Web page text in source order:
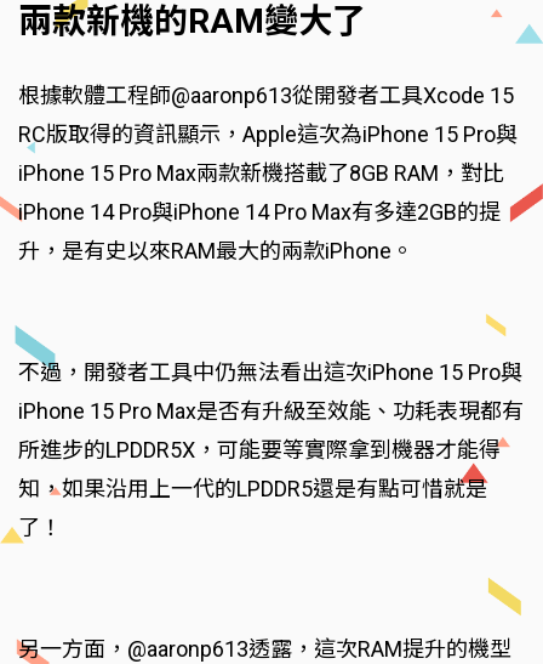
兩款新機的RAM變大了
根據軟體工程師@aaronp613從開發者工具Xcode 15
RC版取得的資訊顯示，Apple這次為iPhone 15 Pro與
iPhone 15 Pro Max兩款新機搭載了8GB RAM，對比
iPhone 14 Pro與iPhone 14 Pro Max有多達2GB的提
升，是有史以來RAM最大的兩款iPhone。
不過，開發者工具中仍無法看出這次iPhone 15 Pro與
iPhone 15 Pro Max是否有升級至效能、功耗表現都有
所進步的LPDDR5X，可能要等實際拿到機器才能得
知，如果沿用上一代的LPDDR5還是有點可惜就是
了！
另一方面，@aaronp613透露，這次RAM提升的機型